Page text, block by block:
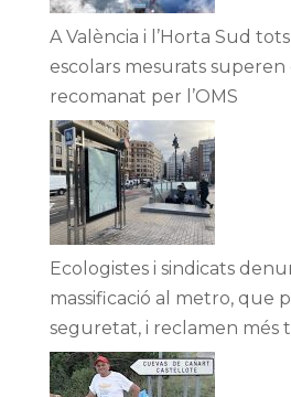
A València i l’Horta Sud
escolars mesurats
recomanat per l’OMS
Ecologistes i sindicats
massificació al metro, que
seguretat, i reclamen més